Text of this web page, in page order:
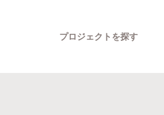
プロジェクトを探す